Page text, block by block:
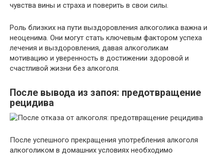
чувства вины и страха и поверить в свои силы.
Роль близких на пути выздоровления алкоголика важна и
неоценима. Они могут стать ключевым фактором успеха
лечения и выздоровления, давая алкоголикам
мотивацию и уверенность в достижении здоровой и
счастливой жизни без алкоголя.
После вывода из запоя: предотвращение
рецидива
После успешного прекращения употребления алкоголя
алкоголиком в домашних условиях необходимо